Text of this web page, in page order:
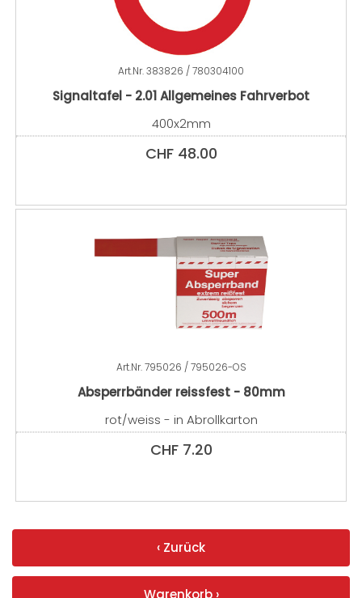
Art.Nr.383826 / 780304100
Signaltafel - 2.01 Allgemeines Fahrverbot
400x2mm
CHF 48.00
Art.Nr.795026 / 795026-OS
Absperrbänder reissfest - 80mm
rot/weiss - in Abrollkarton
CHF 7.20
‹ Zurück
Warenkorb ›